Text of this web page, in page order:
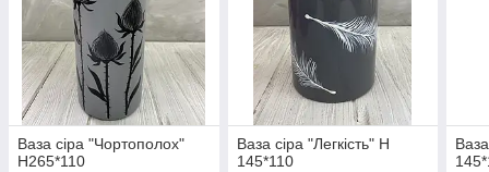
Ваза сіра "Чортополох"
Н265*110
Ваза сіра "Легкість" Н
145*110